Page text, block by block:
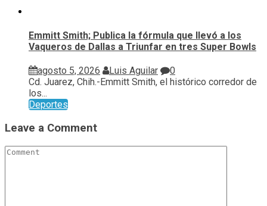
Emmitt Smith; Publica la fórmula que llevó a los
Vaqueros de Dallas a Triunfar en tres Super Bowls
agosto 5, 2026 Luis Aguilar
0
Cd. Juarez, Chih.-Emmitt Smith, el histórico corredor de
los...
Deportes
Leave a Comment